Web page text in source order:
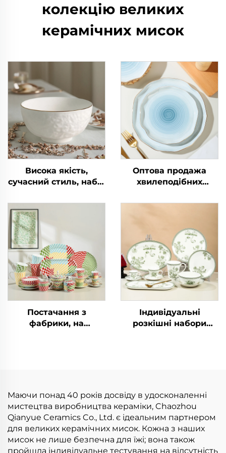
колекцію великих
керамічних мисок
Висока якість,
сучасний стиль, набір
мисок, екологічно
чисті, золотий край,
для салатів, супів,
комерційні покупці,
харчове призначення
Оптова продажа
хвилеподібних
глазурованим
і золотим краєм,
персоналізовані
керамічні
декоративні миски та
тарілки для салату і
мюслі
Постачання з
фабрики, на
сервіз включає
чашку, миску, тарілку,
блюдце
Індивідуальні
розкішні набори
Маючи понад 40 років досвіду в удосконаленні
мистецтва виробництва кераміки, Chaozhou
Qianyue Ceramics Co., Ltd. є ідеальним партнером
для великих керамічних мисок. Кожна з наших
мисок не лише безпечна для їжі; вона також
пройшла індивідуальне тестування на відсутність